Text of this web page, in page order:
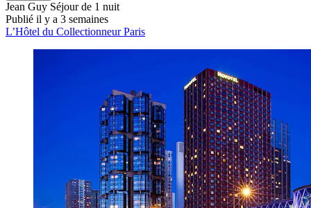
Jean Guy Séjour de 1 nuit
Publié il y a 3 semaines
L’Hôtel du Collectionneur Paris